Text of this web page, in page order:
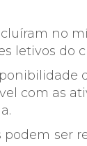
no
letivos do
com as
podem ser